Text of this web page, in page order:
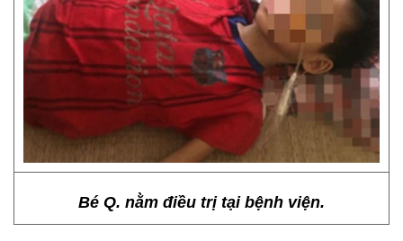
Bé Q. nằm điều trị tại bệnh viện.